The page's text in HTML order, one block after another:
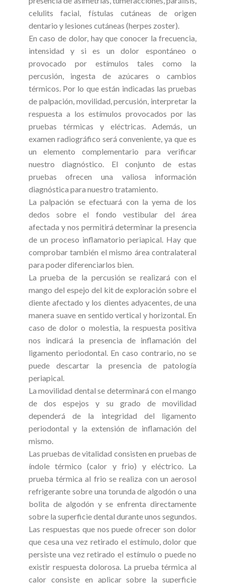
celulits facial, fístulas cutáneas de origen
dentario y lesiones cutáneas (herpes zoster).
En caso de dolor, hay que conocer la frecuencia,
intensidad y si es un dolor espontáneo o
provocado por estímulos tales como la
percusión, ingesta de azúcares o cambios
térmicos. Por lo que están indicadas las pruebas
de palpación, movilidad, percusión, interpretar la
respuesta a los estímulos provocados por las
pruebas térmicas y eléctricas. Además, un
examen radiográfico será conveniente, ya que es
un elemento complementario para verificar
nuestro diagnóstico. El conjunto de estas
pruebas ofrecen una valiosa información
diagnóstica para nuestro tratamiento.
La palpación se efectuará con la yema de los
dedos sobre el fondo vestibular del área
afectada y nos permitirá determinar la presencia
de un proceso inflamatorio periapical. Hay que
comprobar también el mismo área contralateral
para poder diferenciarlos bien.
La prueba de la percusión se realizará con el
mango del espejo del kit de exploración sobre el
diente afectado y los dientes adyacentes, de una
manera suave en sentido vertical y horizontal. En
caso de dolor o molestia, la respuesta positiva
nos indicará la presencia de inflamación del
ligamento periodontal. En caso contrario, no se
puede descartar la presencia de patología
periapical.
La movilidad dental se determinará con el mango
de dos espejos y su grado de movilidad
dependerá de la integridad del ligamento
periodontal y la extensión de inflamación del
mismo.
Las pruebas de vitalidad consisten en pruebas de
índole térmico (calor y frio) y eléctrico. La
prueba térmica al frio se realiza con un aerosol
refrigerante sobre una torunda de algodón o una
bolita de algodón y se enfrenta directamente
sobre la superficie dental durante unos segundos.
Las respuestas que nos puede ofrecer son dolor
que cesa una vez retirado el estímulo, dolor que
persiste una vez retirado el estímulo o puede no
existir respuesta dolorosa. La prueba térmica al
calor consiste en aplicar sobre la superficie